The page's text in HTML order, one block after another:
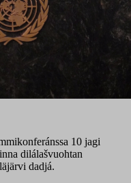
10 jagi
dilálašvuohtan
dadjá.